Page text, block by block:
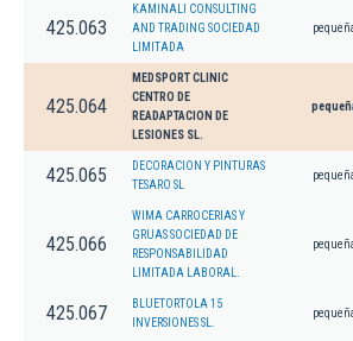
425.063
KAMINALI CONSULTING
AND TRADING SOCIEDAD
LIMITADA
425.064
MEDSPORT CLINIC
CENTRO DE
READAPTACION DE
LESIONES SL.
425.065
DECORACION Y PINTURAS
TESARO SL
425.066
WIMA CARROCERIAS Y
GRUAS SOCIEDAD DE
RESPONSABILIDAD
LIMITADA LABORAL.
425.067
BLUETORTOLA 15
INVERSIONES SL.